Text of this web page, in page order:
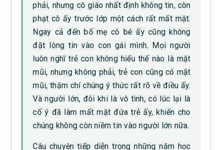
phải, nhưng cô giáo nhất định không tin, còn
phạt cô ấy trước lớp một cách rất mất mặt.
Ngay cả đến bố mẹ cô bé ấy cũng không
đặt lòng tin vào con gái mình. Mọi người
luôn nghĩ trẻ con không hiểu thế nào là mặt
mũi, nhưng không phải, trẻ con cũng có mặt
mũi, thậm chí chúng ý thức rất rõ về điều ấy.
Và người lớn, đôi khi là vô tình, có lúc lại là
cố ý đã làm mất mặt đứa trẻ ấy, khiến cho
chúng không còn niềm tin vào người lớn nữa.
Câu chuyện tiếp diễn trong những năm học